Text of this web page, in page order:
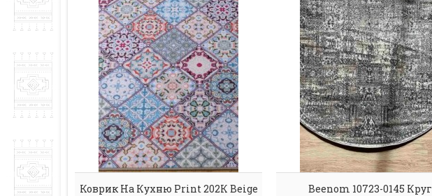
Коврик На Кухню Print 202К Beige Beenom 10723-0145 Круг